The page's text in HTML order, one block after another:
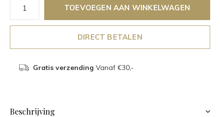
TOEVOEGEN AAN WINKELWAGEN
DIRECT BETALEN
Gratis verzending Vanaf €30,-
Beschrijving